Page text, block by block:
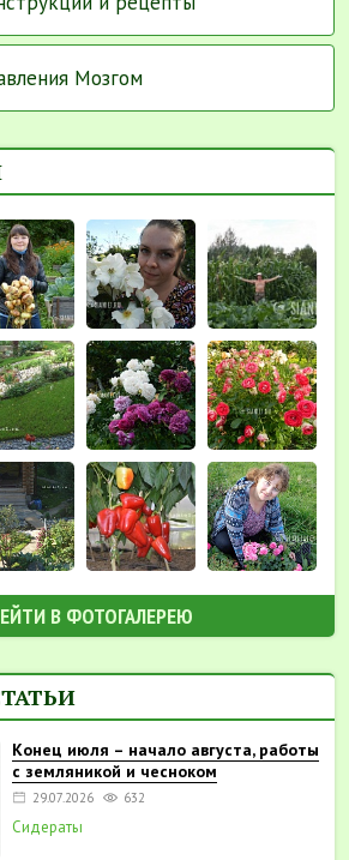
Мозгом
В ФОТОГАЛЕРЕЮ
Конец июля – начало августа, работы
с земляникой и чесноком
29.07.2026 632
Сидераты